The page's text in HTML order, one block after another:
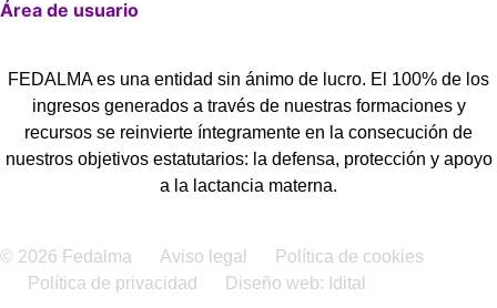
Área de usuario
FEDALMA es una entidad sin ánimo de lucro. El 100% de los
ingresos generados a través de nuestras formaciones y
recursos se reinvierte íntegramente en la consecución de
nuestros objetivos estatutarios: la defensa, protección y apoyo
a la lactancia materna.
© 2026 Fedalma Aviso legal
Política de cookies
Política de privacidad
Diseño web: Idital